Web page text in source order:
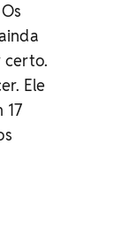
certo.
Ele
17